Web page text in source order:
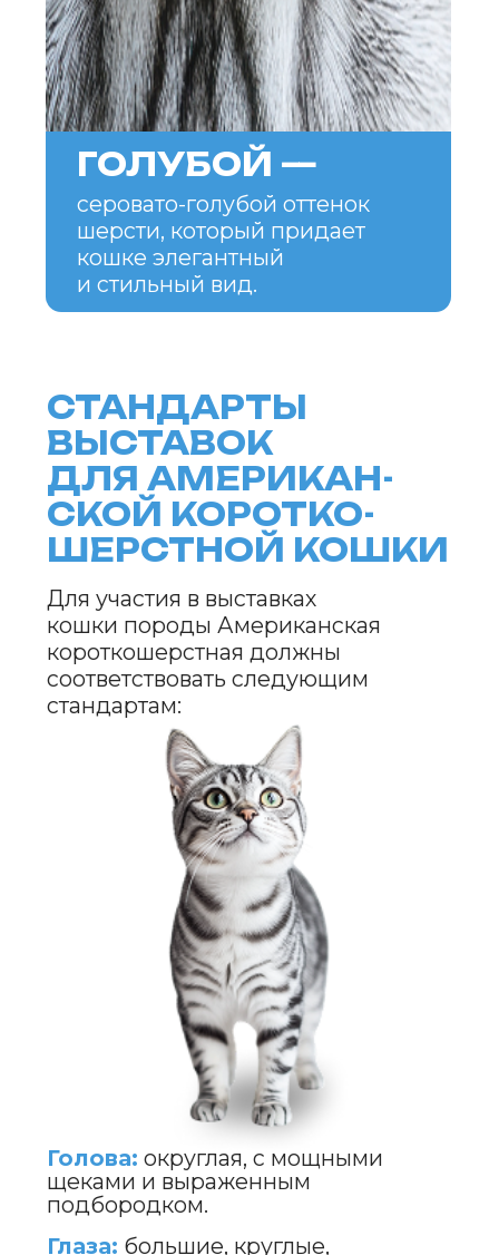
УХОД
ЗА АМЕРИКАНС-
КОЙ КОРОТКОШЕР-
СТНОЙ КОШКОЙ
Американская короткошерстная
кошка требует минимального
ухода, что является большим
плюсом для владельцев,
предпочитающих низкие
требования к уходу за питомцем.
Регулярное расчесывание
(примерно раз в неделю)
достаточно для того, чтобы шерсть
заболеваний.
Питание также играет важную
роль в уходе за кошкой.
Рекомендуется выбирать
качественный корм,
соответствующий потребностям
животного, чтобы избежать
проблем с пищеварением
дважды в год кошке можно делать
профилактическую прививку
и проводить осмотры у ветеринара.
МЯГКИЙ
ШАМПУНЬ
ДЛЯ СОБАК
И КОШЕК
TENDER
TOUCH